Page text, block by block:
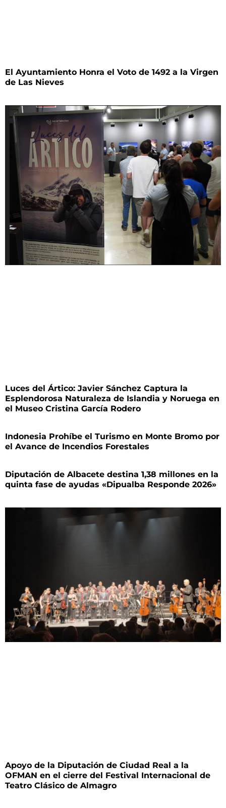
El Ayuntamiento Honra el Voto de 1492 a la Virgen
de Las Nieves
Luces del Ártico: Javier Sánchez Captura la
Esplendorosa Naturaleza de Islandia y Noruega en
el Museo Cristina García Rodero
Indonesia Prohíbe el Turismo en Monte Bromo por
el Avance de Incendios Forestales
Diputación de Albacete destina 1,38 millones en la
quinta fase de ayudas «Dipualba Responde 2026»
Apoyo de la Diputación de Ciudad Real a la
OFMAN en el cierre del Festival Internacional de
Teatro Clásico de Almagro